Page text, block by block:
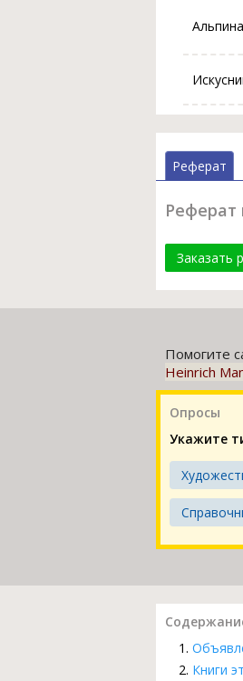
Реферат
Реферат
Заказать
Помогите
Heinrich
Опросы
Укажите
Книги